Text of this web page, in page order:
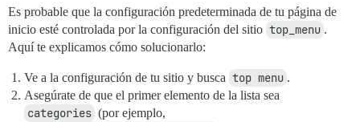
Es probable que la configuración predeterminada de tu página de
inicio esté controlada por la configuración del sitio top_menu .
Aquí te explicamos cómo solucionarlo:
Ve a la configuración de tu sitio y busca top menu .
Asegúrate de que el primer elemento de la lista sea
categories (por ejemplo,